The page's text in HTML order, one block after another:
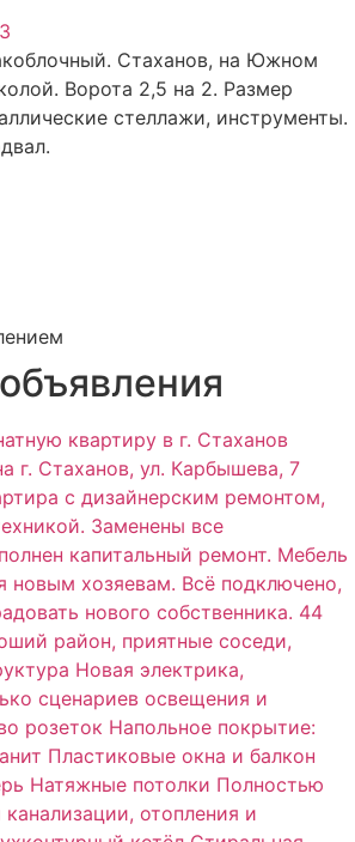
Стаханов, на Южном
Ворота 2,5 на 2. Размер
стеллажи, инструменты.